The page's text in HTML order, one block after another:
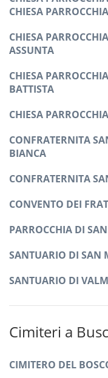
CHIESA
CHIESA
ASSUNTA
CHIESA
BATTISTA
CHIESA
CONFRATERNITA
BIANCA
CONFRATERNITA
CONVENTO DEI
PARROCCHIA DI
SANTUARIO DI SAN
SANTUARIO DI
Cimiteri a
CIMITERO DEL